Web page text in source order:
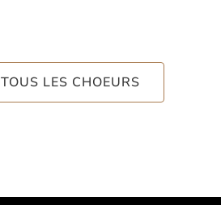
LES CHOEURS